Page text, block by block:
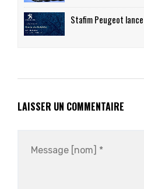
Stafim Peugeot
LAISSER UN COMMENTAIRE